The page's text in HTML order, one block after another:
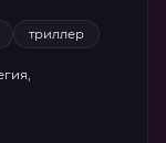
триллер